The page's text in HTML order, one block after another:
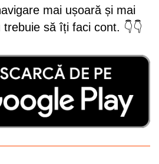
mai ușoară și mai
să îți faci cont. 👇👇